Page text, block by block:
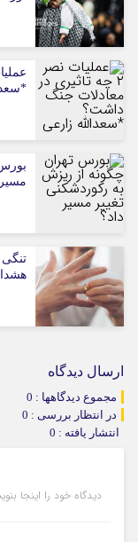
ارسال دیدگاه
مجموع دیدگاهها : 0
در انتظار بررسی : 0
انتشار یافته : 0
دیدگاه خود را اینجا